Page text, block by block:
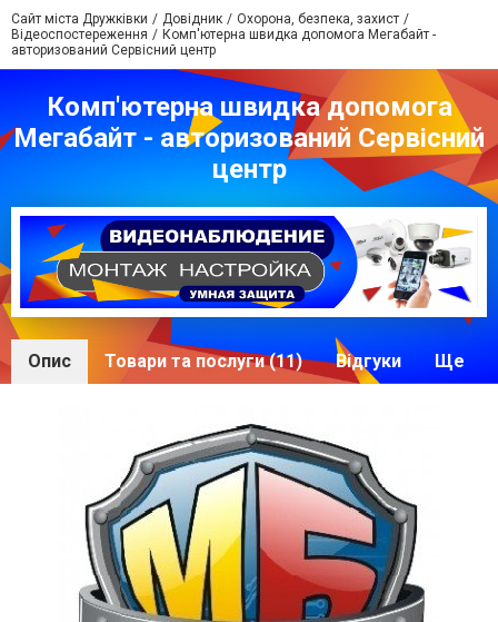
Сайт міста Дружківки Довідник
Охорона, безпека, захист
Відеоспостереження
Комп'ютерна швидка допомога Мегабайт -
авторизований Сервісний центр
Комп'ютерна швидка допомога
Мегабайт - авторизований Сервісний
центр
Опис Товари та послуги (11) Відгуки Ще